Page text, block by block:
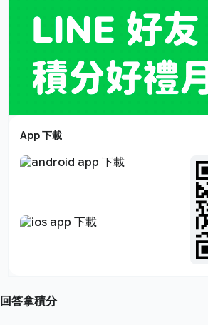
App 下載
回答拿積分